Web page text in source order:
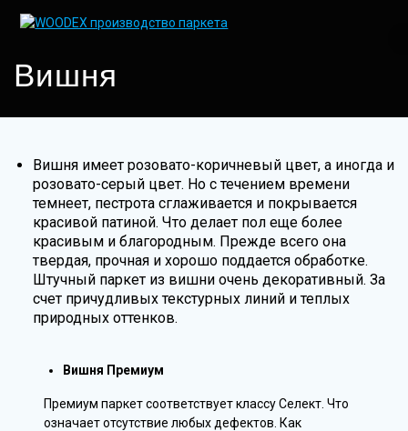
Вишня
Вишня имеет розовато-коричневый цвет, а иногда и
розовато-серый цвет. Но с течением времени
темнеет, пестрота сглаживается и покрывается
красивой патиной. Что делает пол еще более
красивым и благородным. Прежде всего она
твердая, прочная и хорошо поддается обработке.
Штучный паркет из вишни очень декоративный. За
счет причудливых текстурных линий и теплых
природных оттенков.
Вишня Премиум
Премиум паркет соответствует классу Селект. Что
означает отсутствие любых дефектов. Как